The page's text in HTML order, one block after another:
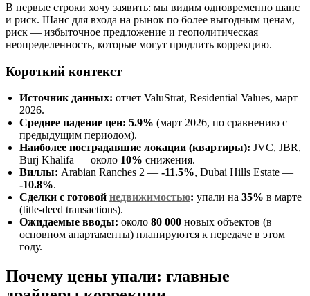
В первые строки хочу заявить: мы видим одновременно шанс
и риск. Шанс для входа на рынок по более выгодным ценам,
риск — избыточное предложение и геополитическая
неопределенность, которые могут продлить коррекцию.
Короткий контекст
Источник данных: отчет ValuStrat, Residential Values, март
2026.
Среднее падение цен: 5.9% (март 2026, по сравнению с
предыдущим периодом).
Наиболее пострадавшие локации (квартиры): JVC, JBR,
Burj Khalifa — около 10% снижения.
Виллы: Arabian Ranches 2 — -11.5%, Dubai Hills Estate —
-10.8%.
Сделки с готовой недвижимостью: упали на 35% в марте
(title-deed transactions).
Ожидаемые вводы: около 80 000 новых объектов (в
основном апартаменты) планируются к передаче в этом
году.
Почему цены упали: главные